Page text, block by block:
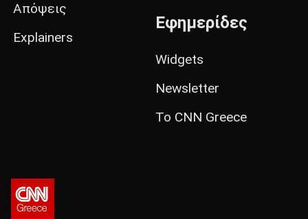
Απόψεις
Explainers
Εφημερίδες
Widgets
Newsletter
Το CNN Greece